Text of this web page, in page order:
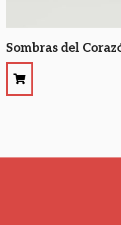
Sombras del